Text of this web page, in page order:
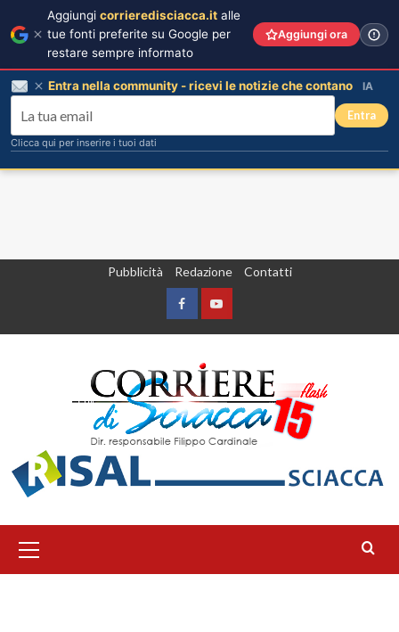
Pubblicità Redazione Contatti
FacebookYountube
principale
Aggiungi corrieredisciacca.it alle
tue fonti preferite su Google per
restare sempre informato
Aggiungi ora
Entra nella community - ricevi le notizie che contano IA
Entra
Clicca qui per inserire i tuoi dati